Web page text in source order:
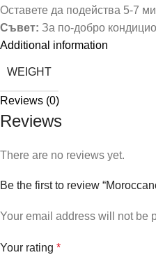
Оставете да подейства 5-7
Съвет: За по-добро
Additional information
WEIGHT
Reviews (0)
Reviews
There are no reviews yet.
Be the first to review
Your email address will not be
Your rating *